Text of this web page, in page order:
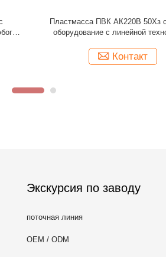
Машина сортировщицы цвета
машины высоких каналов
Контакт
Экскурсия по заводу
поточная линия
OEM / ODM